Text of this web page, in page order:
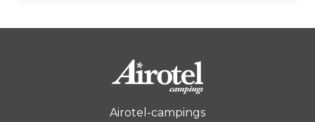
Airotel-campings